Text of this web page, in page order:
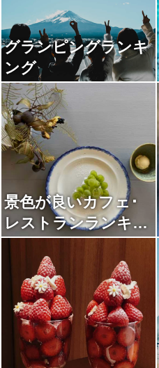
グランピングランキ
ング
景色が良いカフェ･
レストランランキン
グ